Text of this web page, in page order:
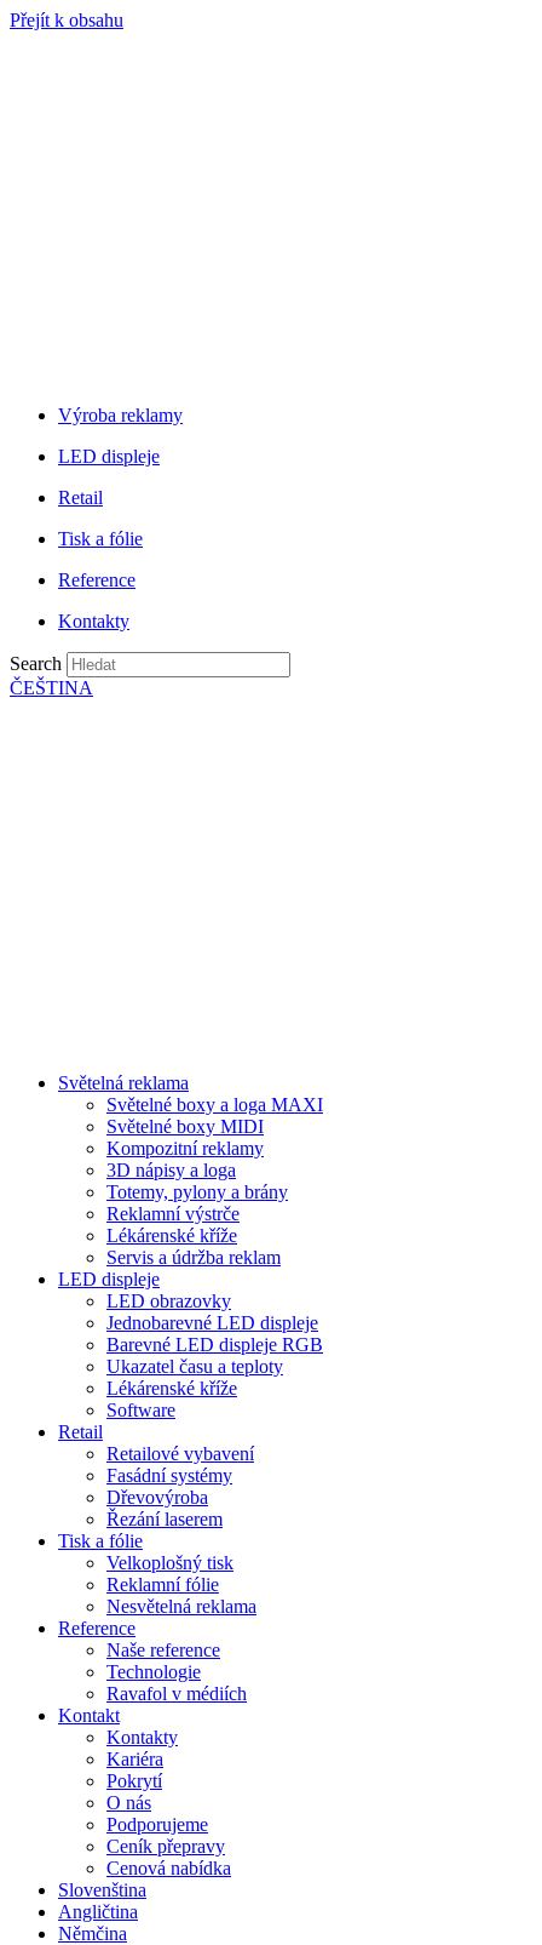
Přejít k obsahu
Výroba reklamy
LED displeje
Retail
Tisk a fólie
Reference
Kontakty
Search
ČEŠTINA
Světelná reklama
Světelné boxy a loga MAXI
Světelné boxy MIDI
Kompozitní reklamy
3D nápisy a loga
Totemy, pylony a brány
Reklamní výstrče
Lékárenské kříže
Servis a údržba reklam
LED displeje
LED obrazovky
Jednobarevné LED displeje
Barevné LED displeje RGB
Ukazatel času a teploty
Lékárenské kříže
Software
Retail
Retailové vybavení
Fasádní systémy
Dřevovýroba
Řezání laserem
Tisk a fólie
Velkoplošný tisk
Reklamní fólie
Nesvětelná reklama
Reference
Naše reference
Technologie
Ravafol v médiích
Kontakt
Kontakty
Kariéra
Pokrytí
O nás
Podporujeme
Ceník přepravy
Cenová nabídka
Slovenština
Angličtina
Němčina